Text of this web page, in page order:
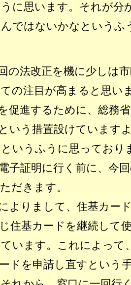
に思います。それが分
ではないかなというふ
法改正を機に少しは
の注目が高まると思い
促進するために、総務
いう措置設けています
いうふうに思っており
子証明に行く前に、今
だきます。
よりまして、住基カー
住基カードを継続して
います。これによって
ドを申請し直すという